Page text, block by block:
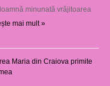
minunată vrăjitoarea
mai mult »
Maria din Craiova primite